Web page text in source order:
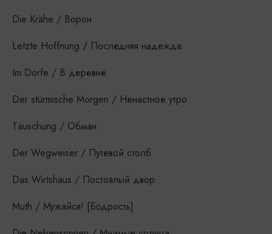
Die Krähe / Ворон
Letzte Hoffnung / Последняя надежда
Im Dorfe / В деревне
Der stürmische Morgen / Ненастное утро
Täuschung / Обман
Der Wegweiser / Путевой столб
Das Wirtshaus / Постоялый двор
Muth / Мужайся! [Бодрость]